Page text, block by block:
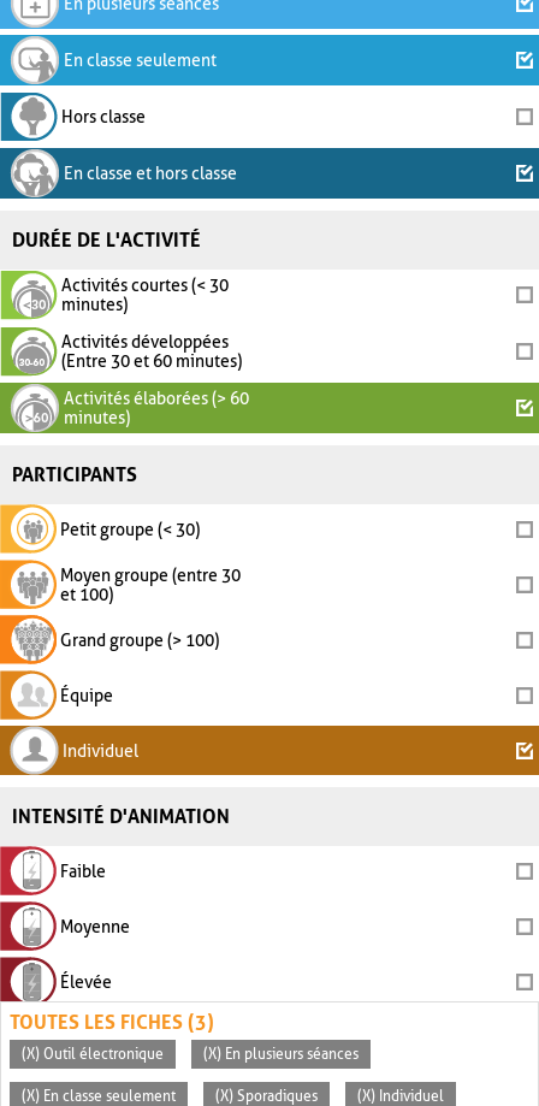
En classe seulement
Hors classe
En classe et hors classe
DURÉE DE L'ACTIVITÉ
Activités courtes (< 30
minutes)
Activités développées
(Entre 30 et 60 minutes)
Activités élaborées (> 60
minutes)
PARTICIPANTS
Petit groupe (< 30)
Moyen groupe (entre 30
et 100)
Grand groupe (> 100)
Équipe
Individuel
INTENSITÉ D'ANIMATION
Faible
Moyenne
Élevée
TOUTES LES FICHES (3)
(X) Outil électronique (X) En plusieurs séances
(X) En classe seulement (X) Sporadiques (X) Individuel